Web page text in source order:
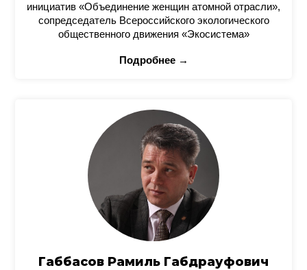
инициатив «Объединение женщин атомной отрасли»,
сопредседатель Всероссийского экологического
общественного движения «Экосистема»
Подробнее →
Габбасов Рамиль Габдрауфович